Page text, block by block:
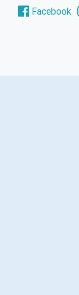
Facebook